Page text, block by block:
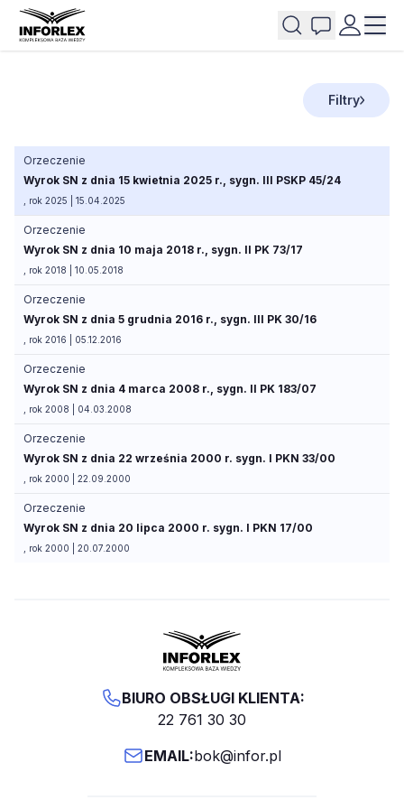
Filtry
Orzeczenie
Wyrok SN z dnia 15 kwietnia 2025 r., sygn. III PSKP 45/24
, rok 2025 | 15.04.2025
Orzeczenie
Wyrok SN z dnia 10 maja 2018 r., sygn. II PK 73/17
, rok 2018 | 10.05.2018
Orzeczenie
Wyrok SN z dnia 5 grudnia 2016 r., sygn. III PK 30/16
, rok 2016 | 05.12.2016
Orzeczenie
Wyrok SN z dnia 4 marca 2008 r., sygn. II PK 183/07
, rok 2008 | 04.03.2008
Orzeczenie
Wyrok SN z dnia 22 września 2000 r. sygn. I PKN 33/00
, rok 2000 | 22.09.2000
Orzeczenie
Wyrok SN z dnia 20 lipca 2000 r. sygn. I PKN 17/00
, rok 2000 | 20.07.2000
BIURO OBSŁUGI KLIENTA:
22 761 30 30
EMAIL:bok@infor.pl